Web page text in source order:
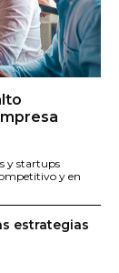
y startups
y en
estrategias